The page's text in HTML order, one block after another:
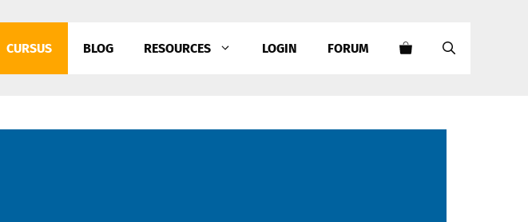
CURSUS BLOG RESOURCES LOGIN FORUM